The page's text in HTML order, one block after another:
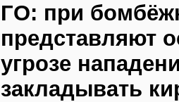
ГО: при
представляют
угрозе
закладывать